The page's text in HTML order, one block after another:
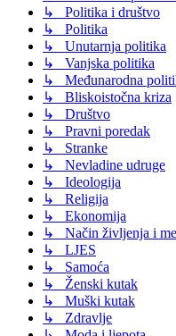
↳ Politika i društvo
↳ Politika
↳ Unutarnja politika
↳ Vanjska politika
↳ Međunarodna
↳ Bliskoistočna kriza
↳ Društvo
↳ Pravni poredak
↳ Stranke
↳ Nevladine udruge
↳ Ideologija
↳ Religija
↳ Ekonomija
↳ Način življenja i
↳ LJES
↳ Samoća
↳ Ženski kutak
↳ Muški kutak
↳ Zdravlje